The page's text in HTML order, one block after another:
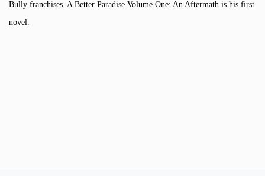
Bully franchises. A Better Paradise Volume One: An Aftermath is his first
novel.